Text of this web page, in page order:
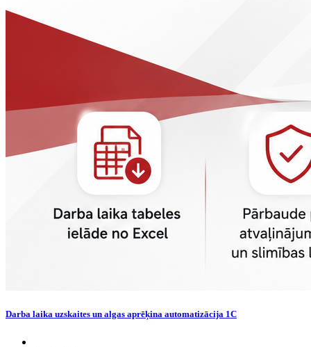
Darba laika uzskaites un algas aprēķina automatizācija 1C